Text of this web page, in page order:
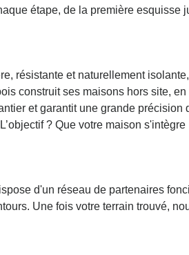
étape, de la première esquisse
résistante et naturellement isolante,
construit ses maisons hors site, en
et garantit une grande précision
? Que votre maison s'intègre
d'un réseau de partenaires
Une fois votre terrain trouvé,